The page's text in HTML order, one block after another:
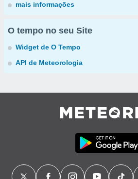
mais informações
O tempo no seu Site
Widget de O Tempo
API de Meteorologia